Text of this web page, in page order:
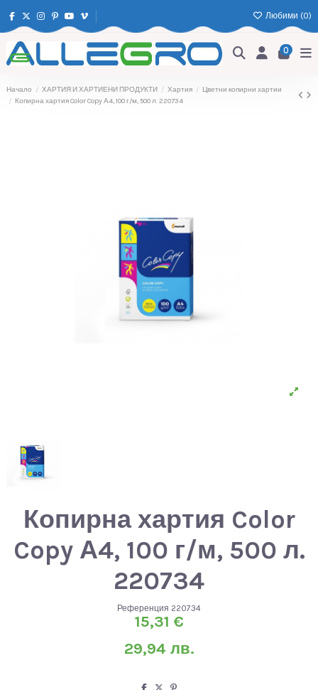
Любими (0)
0
Начало ХАРТИЯ И ХАРТИЕНИ ПРОДУКТИ Хартия
Цветни копирни хартии
Копирна хартия Color Copy А4, 100 г/м, 500 л. 220734
Копирна хартия Color
Copy А4, 100 г/м, 500 л.
220734
Референция 220734
15,31 €
29,94 лв.